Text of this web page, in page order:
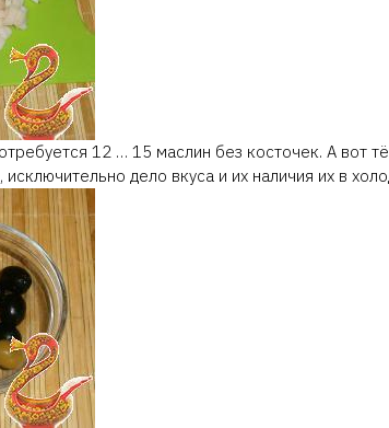
12 … 15 маслин без косточек. А вот
исключительно дело вкуса и их наличия их в